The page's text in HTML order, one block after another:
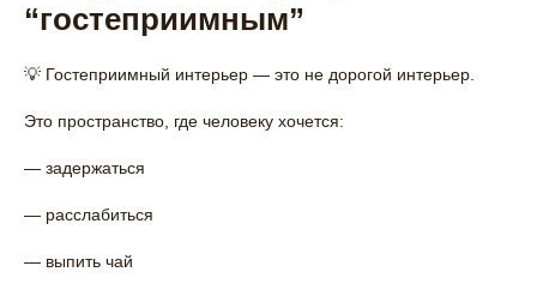
“гостеприимным”
💡 Гостеприимный интерьер — это не дорогой интерьер.
Это пространство, где человеку хочется:
— задержаться
— расслабиться
— выпить чай